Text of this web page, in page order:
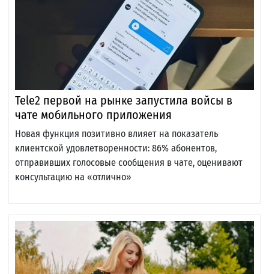
Tele2 первой на рынке запустила войсы в
чате мобильного приложения
Новая функция позитивно влияет на показатель
клиентской удовлетворенности: 86% абонентов,
отправивших голосовые сообщения в чате, оценивают
консультацию на «отлично»